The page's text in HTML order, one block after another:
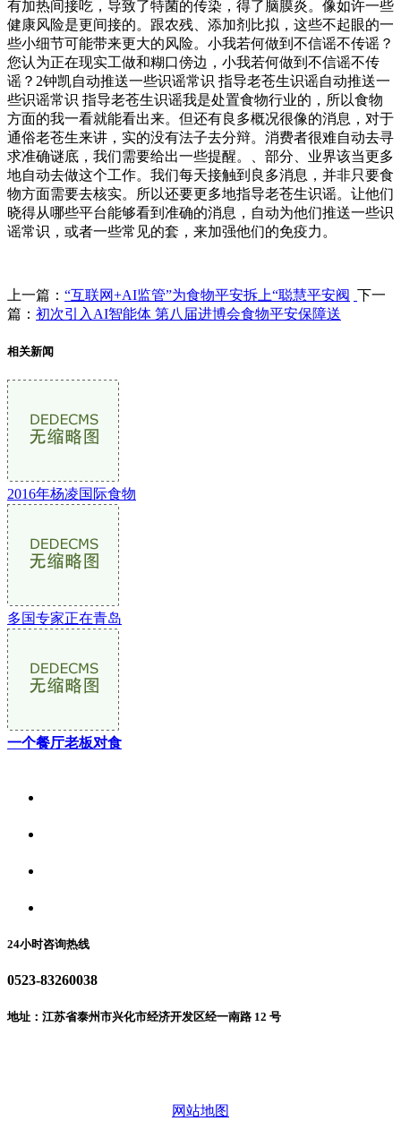
有加热间接吃，导致了特菌的传染，得了脑膜炎。像如许一些
健康风险是更间接的。跟农残、添加剂比拟，这些不起眼的一
些小细节可能带来更大的风险。小我若何做到不信谣不传谣？
您认为正在现实工做和糊口傍边，小我若何做到不信谣不传
谣？2钟凯自动推送一些识谣常识 指导老苍生识谣自动推送一
些识谣常识 指导老苍生识谣我是处置食物行业的，所以食物
方面的我一看就能看出来。但还有良多概况很像的消息，对于
通俗老苍生来讲，实的没有法子去分辩。消费者很难自动去寻
求准确谜底，我们需要给出一些提醒。、部分、业界该当更多
地自动去做这个工作。我们每天接触到良多消息，并非只要食
物方面需要去核实。所以还要更多地指导老苍生识谣。让他们
晓得从哪些平台能够看到准确的消息，自动为他们推送一些识
谣常识，或者一些常见的套，来加强他们的免疫力。
上一篇： “互联网+AI监管”为食物平安拆上“聪慧平安阀 下一
篇： 初次引入AI智能体 第八届进博会食物平安保障送
相关新闻
2016年杨凌国际食物
多国专家正在青岛
一个餐厅老板对食
24小时咨询热线
0523-83260038
地址：江苏省泰州市兴化市经济开发区经一南路 12 号
网站地图